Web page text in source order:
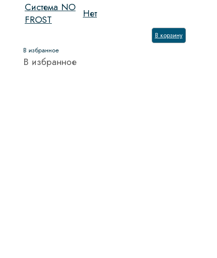
Система NO
FROST
Нет
В корзину
В избранное
В избранное